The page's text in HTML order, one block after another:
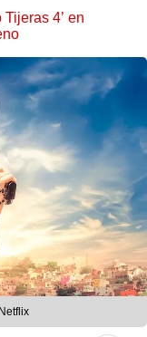
4’ en